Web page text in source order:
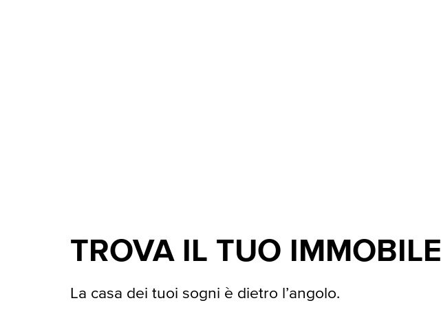
TROVA IL TUO IMMOBILE
La casa dei tuoi sogni è dietro l’angolo.